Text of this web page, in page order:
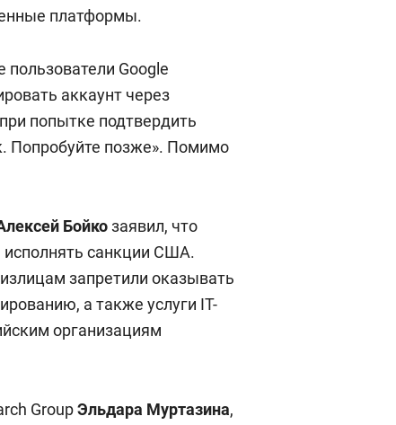
платформы.
Google
аккаунт через
попытке подтвердить
Попробуйте позже». Помимо
Бойкозаявил, что
санкции США.
запретили оказывать
а также услуги IT-
организациям
GroupЭльдара Муртазина,